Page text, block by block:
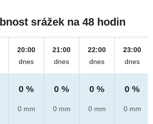
srážek na 48 hodin
20:00
dnes
0 %
0 mm
21:00
dnes
0 %
0 mm
22:00
dnes
0 %
0 mm
23:00
dnes
0 %
0 mm